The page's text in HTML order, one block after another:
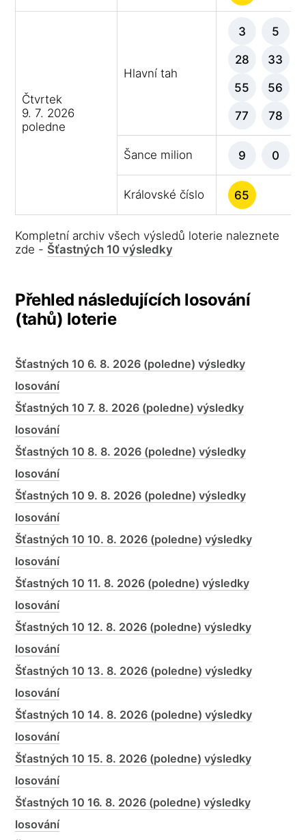
Čtvrtek
9. 7. 2026
poledne
Hlavní tah
3 5
28 33
55 56
77 78
Šance milion 9 0
Královské číslo 65
Kompletní archiv všech výsledů loterie naleznete
zde - Šťastných 10 výsledky
Přehled následujících losování
(tahů) loterie
Šťastných 10 6. 8. 2026 (poledne) výsledky
losování
Šťastných 10 7. 8. 2026 (poledne) výsledky
losování
Šťastných 10 8. 8. 2026 (poledne) výsledky
losování
Šťastných 10 9. 8. 2026 (poledne) výsledky
losování
Šťastných 10 10. 8. 2026 (poledne) výsledky
losování
Šťastných 10 11. 8. 2026 (poledne) výsledky
losování
Šťastných 10 12. 8. 2026 (poledne) výsledky
losování
Šťastných 10 13. 8. 2026 (poledne) výsledky
losování
Šťastných 10 14. 8. 2026 (poledne) výsledky
losování
Šťastných 10 15. 8. 2026 (poledne) výsledky
losování
Šťastných 10 16. 8. 2026 (poledne) výsledky
losování